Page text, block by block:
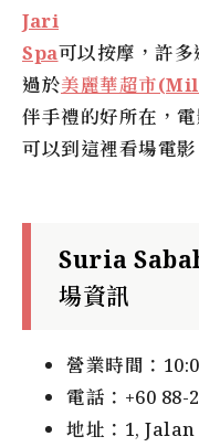
Jari
Spa可以按摩，許
過於美麗華超市
伴手禮的好所在，
可以到這裡看場電
Suria
場資訊
營業時間：
電話：+60 88-
地址：1,